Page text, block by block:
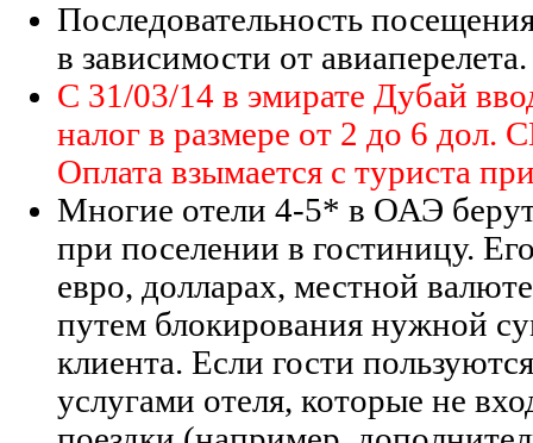
Последовательность
в зависимости от авиаперелета.
C 31/03/14 в эмирате Дубай
налог в размере от 2 до 6
Оплата взымается с туриста
Многие отели 4-5* в ОАЭ
при поселении в гостиницу.
евро, долларах, местной
путем блокирования нужной
клиента. Если гости
услугами отеля, которые не